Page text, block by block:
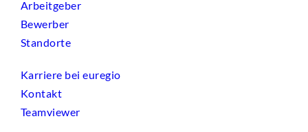
Arbeitgeber
Bewerber
Standorte
Karriere bei euregio
Kontakt
Teamviewer